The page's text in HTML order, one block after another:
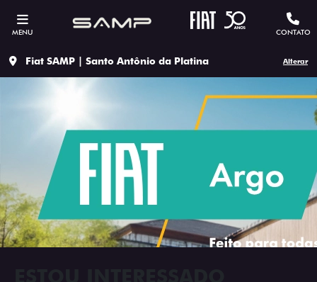
MENU CONTATO
Fiat SAMP | Santo Antônio da Platina Alterar